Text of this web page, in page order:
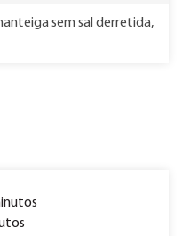
sem sal derretida,